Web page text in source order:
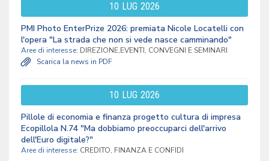
10 LUG 2026
PMI Photo EnterPrize 2026: premiata Nicole Locatelli con
l'opera "La strada che non si vede nasce camminando"
Aree di interesse: DIREZIONE,EVENTI, CONVEGNI E SEMINARI
Scarica la news in PDF
10 LUG 2026
Pillole di economia e finanza progetto cultura di impresa
Ecopillola N.74 "Ma dobbiamo preoccuparci dell'arrivo
dell'Euro digitale?"
Aree di interesse: CREDITO, FINANZA E CONFIDI